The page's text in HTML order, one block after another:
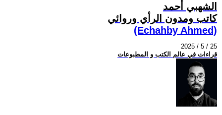
الشهبي أحمد
كاتب ومدون الرأي وروائي
(Echahby Ahmed)
2025 / 5 / 25
قراءات في عالم الكتب و المطبوعات